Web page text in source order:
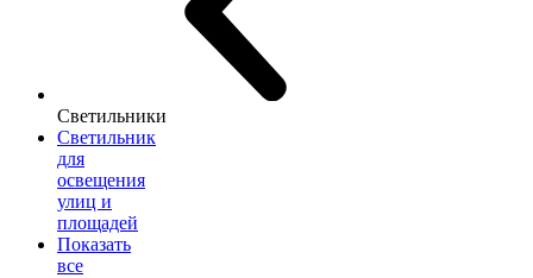
Светильники
Светильник
для
освещения
улиц и
площадей
Показать
все